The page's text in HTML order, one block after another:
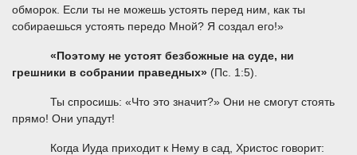
обморок. Если ты не можешь устоять перед ним, как ты
собираешься устоять передо Мной? Я создал его!»
«Поэтому не устоят безбожные на суде, ни
грешники в собрании праведных» (Пс. 1:5).
Ты спросишь: «Что это значит?» Они не смогут стоять
прямо! Они упадут!
Когда Иуда приходит к Нему в сад, Христос говорит: